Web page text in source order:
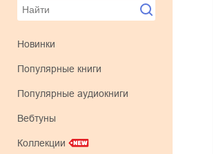
Новинки
Популярные книги
Популярные аудиокниги
Вебтуны
Коллекции